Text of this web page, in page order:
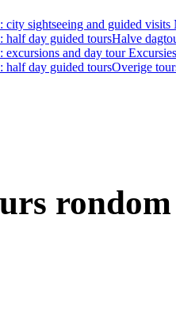
Halve
Overige